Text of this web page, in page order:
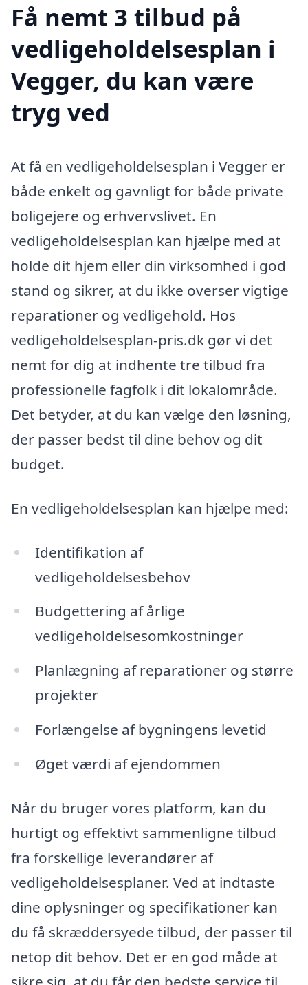
Få nemt 3 tilbud på
vedligeholdelsesplan i
Vegger, du kan være
tryg ved
At få en vedligeholdelsesplan i Vegger er
både enkelt og gavnligt for både private
boligejere og erhvervslivet. En
vedligeholdelsesplan kan hjælpe med at
holde dit hjem eller din virksomhed i god
stand og sikrer, at du ikke overser vigtige
reparationer og vedligehold. Hos
vedligeholdelsesplan-pris.dk gør vi det
nemt for dig at indhente tre tilbud fra
professionelle fagfolk i dit lokalområde.
Det betyder, at du kan vælge den løsning,
der passer bedst til dine behov og dit
budget.
En vedligeholdelsesplan kan hjælpe med:
Identifikation af
vedligeholdelsesbehov
Budgettering af årlige
vedligeholdelsesomkostninger
Planlægning af reparationer og større
projekter
Forlængelse af bygningens levetid
Øget værdi af ejendommen
Når du bruger vores platform, kan du
hurtigt og effektivt sammenligne tilbud
fra forskellige leverandører af
vedligeholdelsesplaner. Ved at indtaste
dine oplysninger og specifikationer kan
du få skræddersyede tilbud, der passer til
netop dit behov. Det er en god måde at